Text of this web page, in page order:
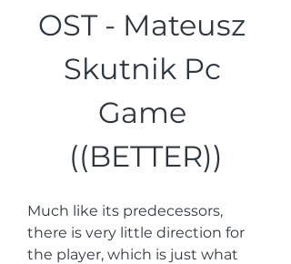
OST - Mateusz
Skutnik Pc
Game
((BETTER))
Much like its predecessors,
there is very little direction for
the player, which is just what